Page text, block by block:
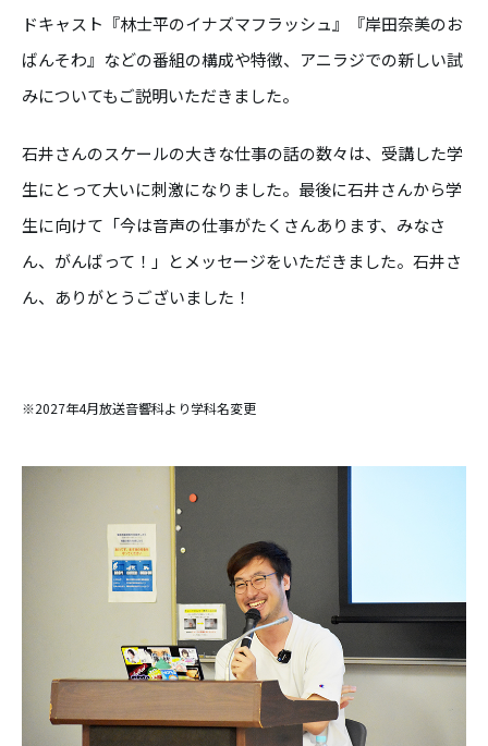
ドキャスト『林士平のイナズマフラッシュ』『岸田奈美のお
ばんそわ』などの番組の構成や特徴、アニラジでの新しい試
みについてもご説明いただきました。
石井さんのスケールの大きな仕事の話の数々は、受講した学
生にとって大いに刺激になりました。最後に石井さんから学
生に向けて「今は音声の仕事がたくさんあります、みなさ
ん、がんばって！」とメッセージをいただきました。石井さ
ん、ありがとうございました！
※2027年4月放送音響科より学科名変更